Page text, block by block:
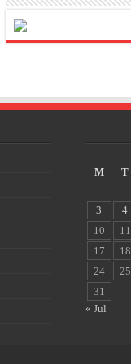
M
T
3
4
10
11
17
18
24
25
31
« Jul